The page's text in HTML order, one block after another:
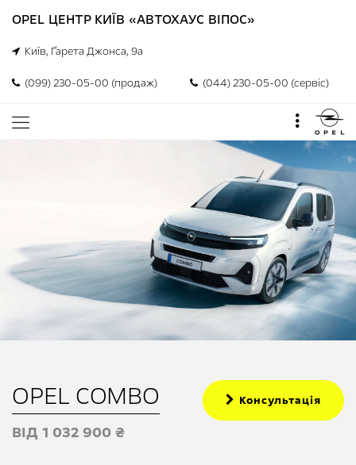
OPEL ЦЕНТР КИЇВ «АВТОХАУС ВІПОС»
Київ, Ґарета Джонса, 9а
(099) 230-05-00 (продаж) (044) 230-05-00 (сервіс)
Консультація
OPEL COMBO
ВІД 1 032 900 ₴